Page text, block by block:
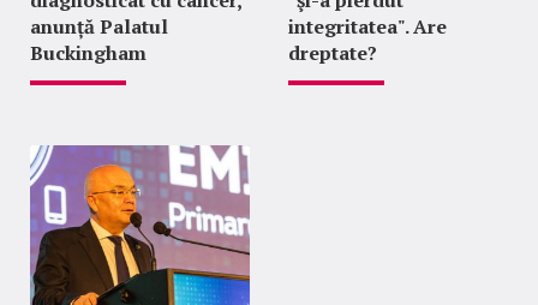
anunță Palatul
Buckingham
integritatea". Are
dreptate?